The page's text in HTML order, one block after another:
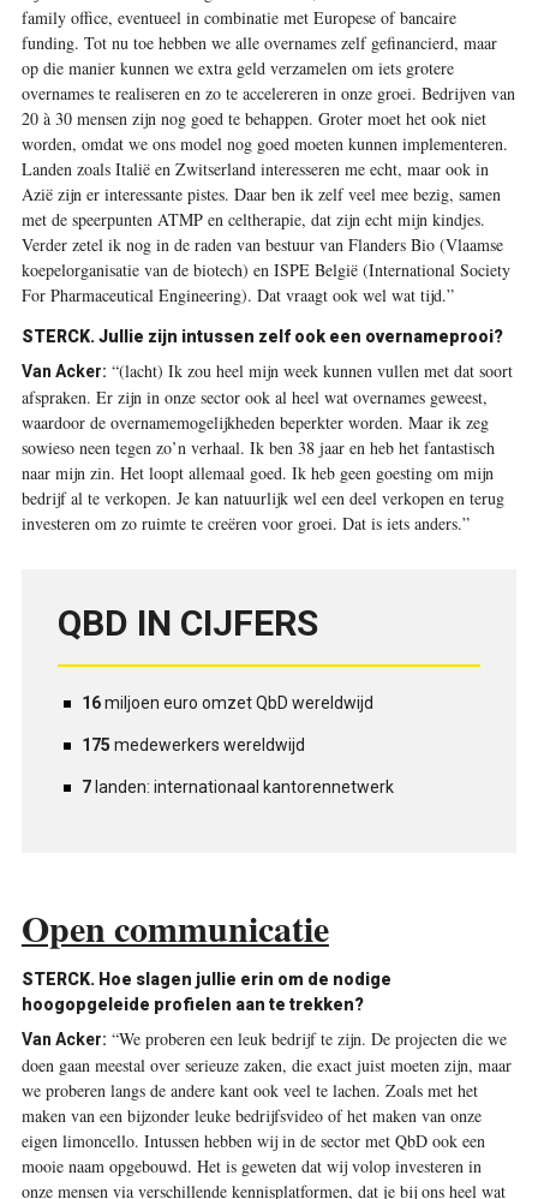
family office, eventueel in combinatie met Europese of bancaire
funding. Tot nu toe hebben we alle overnames zelf gefinancierd, maar
op die manier kunnen we extra geld verzamelen om iets grotere
overnames te realiseren en zo te accelereren in onze groei. Bedrijven van
20 à 30 mensen zijn nog goed te ­behappen. Groter moet het ook niet
worden, omdat we ons model nog goed moeten kunnen implementeren.
Landen zoals Italië en Zwitserland interesseren me echt, maar ook in
Azië zijn er interessante ­pistes. Daar ben ik zelf veel mee bezig, samen
met de speerpunten ATMP en ­celtherapie, dat zijn echt mijn kindjes.
Verder zetel ik nog in de raden van bestuur van Flanders Bio (Vlaamse
koepelorganisatie van de biotech) en ISPE België (International Society
For Pharmaceutical Engineering). Dat vraagt ook wel wat tijd.”
STERCK. Jullie zijn intussen zelf ook een overnameprooi?
Van Acker: “(lacht) Ik zou heel mijn week kunnen vullen met dat soort
afspraken. Er zijn in onze sector ook al heel wat overnames geweest,
waardoor de overnamemogelijkheden beperkter worden. Maar ik zeg
sowieso neen tegen zo’n verhaal. Ik ben 38 jaar en heb het fantastisch
naar mijn zin. Het loopt allemaal goed. Ik heb geen goesting om mijn
bedrijf al te verkopen. Je kan natuurlijk wel een deel verkopen en terug
investeren om zo ruimte te creëren voor groei. Dat is iets anders.”
QBD IN CIJFERS
16miljoen euro omzet QbD wereldwijd
175 medewerkers wereldwijd
7 landen: internationaal kantorennetwerk
Open communicatie
STERCK. Hoe slagen jullie erin om de nodige
hoogopgeleide ­profielen aan te trekken?
Van Acker: “We proberen een leuk bedrijf te zijn. De projecten die we
doen gaan meestal over serieuze zaken, die exact juist moeten zijn, maar
we proberen langs de andere kant ook veel te lachen. Zoals met het
maken van een ­bijzonder leuke bedrijfsvideo of het maken van onze
eigen limoncello. Intussen hebben wij in de sector met QbD ook een
mooie naam opgebouwd. Het is geweten dat wij volop investeren in
onze mensen via verschillende kennisplatformen, dat je bij ons heel wat